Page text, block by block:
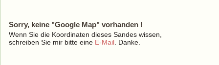
Sorry, keine "Google Map" vorhanden !
Wenn Sie die Koordinaten dieses Sandes wissen,
schreiben Sie mir bitte eine E-Mail . Danke.